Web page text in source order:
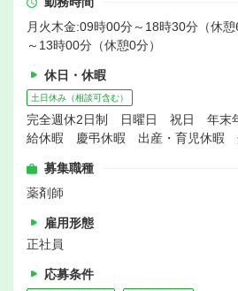
月火木金:09時00分～18時30分（休
～13時00分（休憩0分）
休日・休暇
土日休み（相談可含む）
完全週休2日制 日曜日 祝日 年末
給休暇 慶弔休暇 出産・育児休暇
募集職種
薬剤師
雇用形態
正社員
応募条件